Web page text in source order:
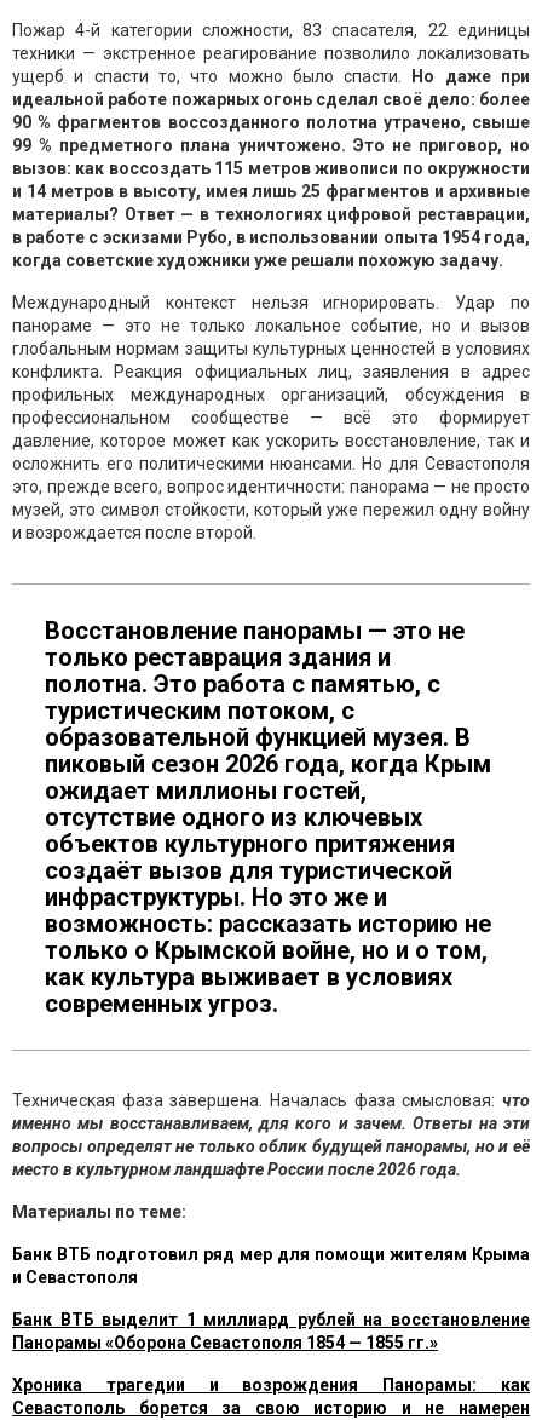
Пожар 4-й категории сложности, 83 спасателя, 22 единицы
техники — экстренное реагирование позволило локализовать
ущерб и спасти то, что можно было спасти.
Но даже при
идеальной работе пожарных огонь сделал своё дело: более
90 % фрагментов воссозданного полотна утрачено, свыше
99 % предметного плана уничтожено. Это не приговор, но
вызов: как воссоздать 115 метров живописи по окружности
и 14 метров в высоту, имея лишь 25 фрагментов и архивные
материалы? Ответ — в технологиях цифровой реставрации,
в работе с эскизами Рубо, в использовании опыта 1954 года,
когда советские художники уже решали похожую задачу.
Международный контекст нельзя игнорировать. Удар по
панораме — это не только локальное событие, но и вызов
глобальным нормам защиты культурных ценностей в условиях
конфликта. Реакция официальных лиц, заявления в адрес
профильных международных организаций, обсуждения в
профессиональном сообществе — всё это формирует
давление, которое может как ускорить восстановление, так и
осложнить его политическими нюансами. Но для Севастополя
это, прежде всего, вопрос идентичности: панорама — не просто
музей, это символ стойкости, который уже пережил одну войну
и возрождается после второй.
Восстановление панорамы — это не
только реставрация здания и
полотна. Это работа с памятью, с
туристическим потоком, с
образовательной функцией музея. В
пиковый сезон 2026 года, когда Крым
ожидает миллионы гостей,
отсутствие одного из ключевых
объектов культурного притяжения
создаёт вызов для туристической
инфраструктуры. Но это же и
возможность: рассказать историю не
только о Крымской войне, но и о том,
как культура выживает в условиях
современных угроз.
Техническая фаза завершена. Началась фаза смысловая: что
именно мы восстанавливаем, для кого и зачем. Ответы на эти
вопросы определят не только облик будущей панорамы, но и её
место в культурном ландшафте России после 2026 года.
Материалы по теме:
Банк ВТБ подготовил ряд мер для помощи жителям Крыма
и Севастополя
Банк ВТБ выделит 1 миллиард рублей на восстановление
Панорамы «Оборона Севастополя 1854 — 1855 гг.»
Хроника трагедии и возрождения Панорамы: как
Севастополь борется за свою историю и не намерен